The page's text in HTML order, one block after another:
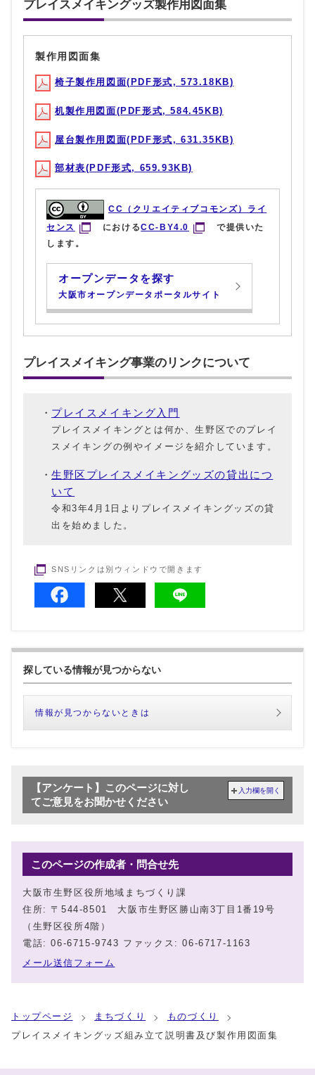
プレイスメイキングッズ製作用図面集
製作用図面集
椅子製作用図面(PDF形式, 573.18KB)
机製作用図面(PDF形式, 584.45KB)
屋台製作用図面(PDF形式, 631.35KB)
部材表(PDF形式, 659.93KB)
CC（クリエイティブコモンズ）ライ
センス
におけるCC-BY4.0
で提供いた
します。
オープンデータを探す
大阪市オープンデータポータルサイト
プレイスメイキング事業のリンクについて
プレイスメイキング入門
プレイスメイキングとは何か、生野区でのプレイ
スメイキングの例やイメージを紹介しています。
生野区プレイスメイキングッズの貸出につ
いて
令和3年4月1日よりプレイスメイキングッズの貸
出を始めました。
SNSリンクは別ウィンドウで開きます
探している情報が見つからない
情報が見つからないときは
【アンケート】このページに対し
てご意見をお聞かせください
入力欄を開く
このページの作成者・問合せ先
大阪市生野区役所地域まちづくり課
住所: 〒544-8501 大阪市生野区勝山南3丁目1番19号
（生野区役所4階）
電話: 06-6715-9743 ファックス: 06-6717-1163
メール送信フォーム
トップページ まちづくり
ものづくり
プレイスメイキングッズ組み立て説明書及び製作用図面集